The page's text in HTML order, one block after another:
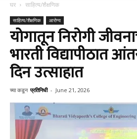
घर साहित्य/शैक्षणिक
साहित्य/शैक्षणिक आरोग्य
योगातून निरोगी
भारती विद्यापीठात
दिन उत्साहात
च्या कडून प्रतिनिधी - June 21, 2026